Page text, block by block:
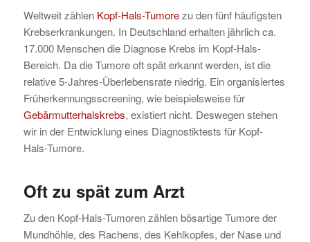
Weltweit zählen Kopf-Hals-Tumorezu den fünf häufigsten
Krebserkrankungen. In Deutschland erhalten jährlich ca.
17.000 Menschen die Diagnose Krebs im Kopf-Hals-
Bereich. Da die Tumore oft spät erkannt werden, ist die
relative 5-Jahres-Überlebensrate niedrig. Ein organisiertes
Früherkennungsscreening, wie beispielsweise für
Gebärmutterhalskrebs, existiert nicht. Deswegen stehen
wir in der Entwicklung eines Diagnostiktests für Kopf-
Hals-Tumore.
Oft zu spät zum Arzt
Zu den Kopf-Hals-Tumoren zählen bösartige Tumore der
Mundhöhle, des Rachens, des Kehlkopfes, der Nase und